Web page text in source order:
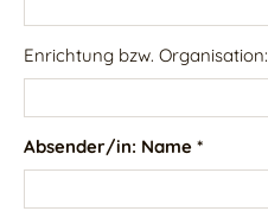
Enrichtung bzw. Organisation:
Absender/in: Name *